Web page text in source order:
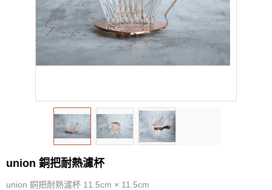
KALITA
ETZINGER
Watchget
union 銅把耐熱濾杯
union 銅把耐熱濾杯 11.5cm × 11.5cm